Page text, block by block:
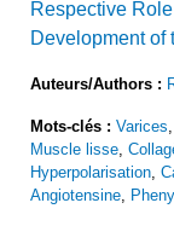
Respective
Development of
Auteurs/Authors :
Mots-clés : Varices
Muscle lisse
Hyperpolarisation
Angiotensine